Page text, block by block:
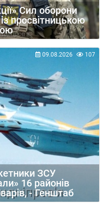
Сил оборони
просвітницькою
ЗСУ
16 районів
- Генштаб
09.08.2026 107